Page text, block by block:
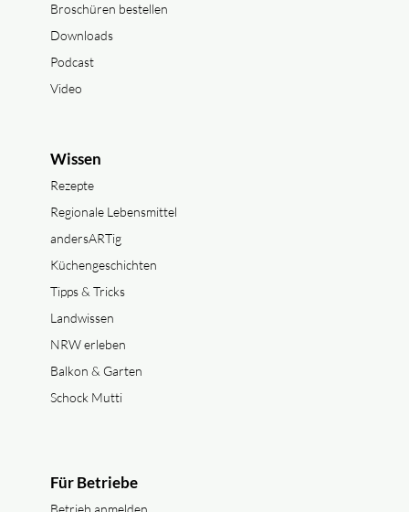
Broschüren bestellen
Downloads
Podcast
Video
Wissen
Rezepte
Regionale Lebensmittel
andersARTig
Küchengeschichten
Tipps & Tricks
Landwissen
NRW erleben
Balkon & Garten
Schock Mutti
Für Betriebe
Betrieb anmelden